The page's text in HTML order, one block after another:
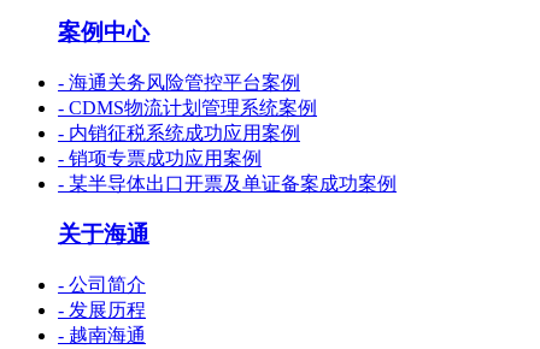
案例中心
- 海通关务风险管控平台案例
- CDMS物流计划管理系统案例
- 内销征税系统成功应用案例
- 销项专票成功应用案例
- 某半导体出口开票及单证备案成功案例
关于海通
- 公司简介
- 发展历程
- 越南海通